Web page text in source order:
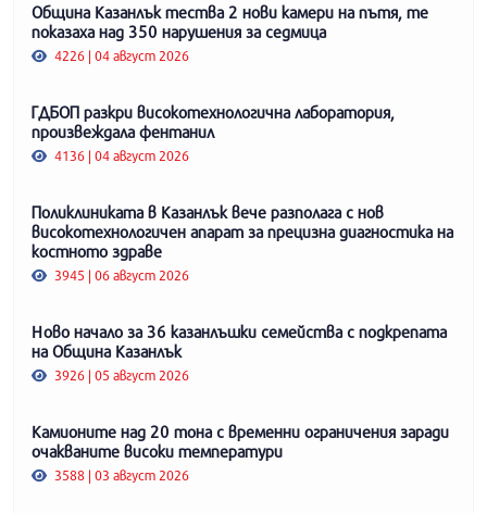
Община Казанлък тества 2 нови камери на пътя, те
показаха над 350 нарушения за седмица
4226 | 04 август 2026
ГДБОП разкри високотехнологична лаборатория,
произвеждала фентанил
4136 | 04 август 2026
Поликлиниката в Казанлък вече разполага с нов
високотехнологичен апарат за прецизна диагностика на
костното здраве
3945 | 06 август 2026
Ново начало за 36 казанлъшки семейства с подкрепата
на Община Казанлък
3926 | 05 август 2026
Камионите над 20 тона с временни ограничения заради
очакваните високи температури
3588 | 03 август 2026